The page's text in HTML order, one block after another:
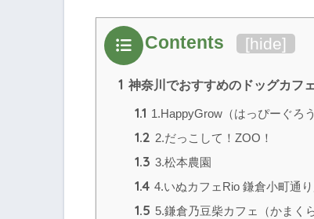
Contents [hide]
1 神奈川でおすすめのドッグカフ
1.1 1.HappyGrow（はっぴーぐろ
1.2 2.だっこして！ZOO！
1.3 3.松本農園
1.4 4.いぬカフェRio 鎌倉小町通
1.5 5.鎌倉乃豆柴カフェ（かまく